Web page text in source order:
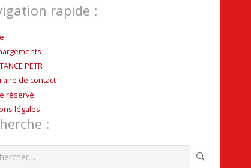
rapide :
PETR
de contact
réservé
légales
: